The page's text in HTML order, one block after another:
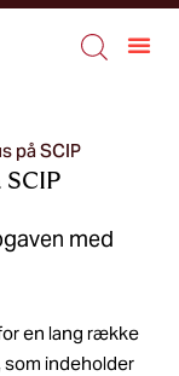
på SCIP
med
en lang række
som indeholder